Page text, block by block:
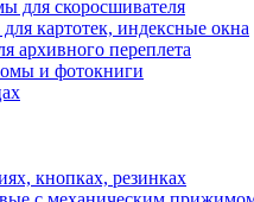
для скоросшивателя
картотек, индексные окна
архивного переплета
и фотокниги
кнопках, резинках